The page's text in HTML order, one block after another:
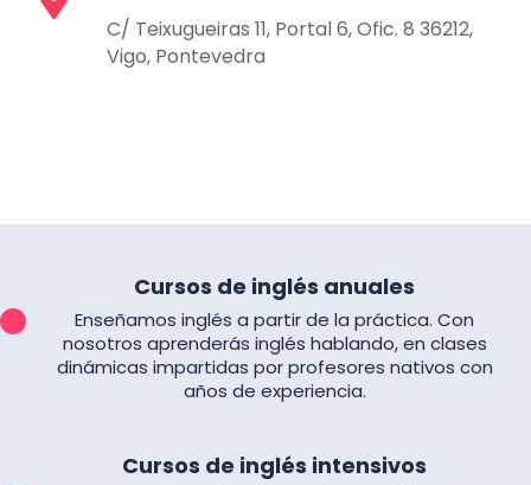
C/ Teixugueiras 11, Portal 6, Ofic. 8 36212,
Vigo, Pontevedra
Cursos de inglés anuales
Enseñamos inglés a partir de la práctica. Con
nosotros aprenderás inglés hablando, en clases
dinámicas impartidas por profesores nativos con
años de experiencia.
Cursos de inglés intensivos